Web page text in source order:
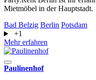
Mietmöbel in der Hauptstadt.
Bad Belzig Berlin Potsdam
+1
Mehr erfahren
Paulinenhof